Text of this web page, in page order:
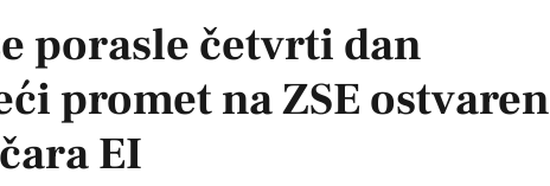
porasle četvrti dan
promet na ZSE ostvaren
EI